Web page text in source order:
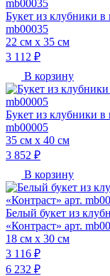
Букет из клубники в
mb00035
22 см х 35 см
3 112 ₽
В корзину
Букет из клубники в
mb00005
35 см х 40 см
3 852 ₽
В корзину
Белый букет из
«Контраст» арт.
18 см х 30 см
3 116 ₽
6 232 ₽